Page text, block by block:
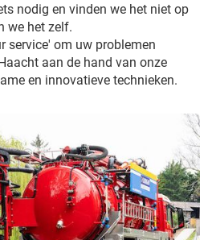
nodig en vinden we het niet op
we het zelf.
service' om uw problemen
aan de hand van onze
en innovatieve technieken.